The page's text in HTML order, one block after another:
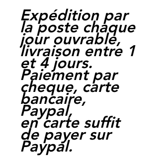
Expédition par
la poste chaque
jour ouvrable,
livraison entre 1
et 4 jours.
Paiement par
cheque, carte
bancaire,
Paypal,
en carte suffit
de payer sur
Paypal.